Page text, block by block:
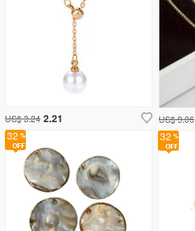
US$ 9.06
32 32
US$ 3.24 2.21